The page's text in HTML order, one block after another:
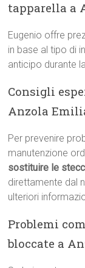
tapparella a
Eugenio offre
in base al tipo di
anticipo durante
Consigli
Anzola
Per prevenire
manutenzione
sostituire le
direttamente dal
ulteriori
Problemi
bloccate a